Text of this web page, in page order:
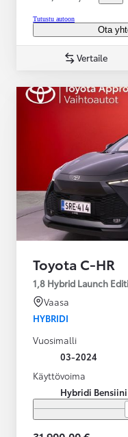
Tutustu autoon
Ota
Vertaile
Toyota C-HR
1,8 Hybrid Launch
Vaasa
HYBRIDI
Vuosimalli
03-2024
Käyttövoima
Hybridi Bensiini